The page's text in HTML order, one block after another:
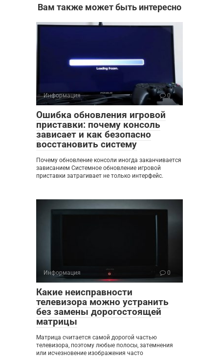
Вам также может быть интересно
Информация 0
Ошибка обновления игровой
приставки: почему консоль
зависает и как безопасно
восстановить систему
Почему обновление консоли иногда заканчивается
зависанием Системное обновление игровой
приставки затрагивает не только интерфейс.
Информация 0
Какие неисправности
телевизора можно устранить
без замены дорогостоящей
матрицы
Матрица считается самой дорогой частью
телевизора, поэтому любые полосы, затемнения
или исчезновение изображения часто